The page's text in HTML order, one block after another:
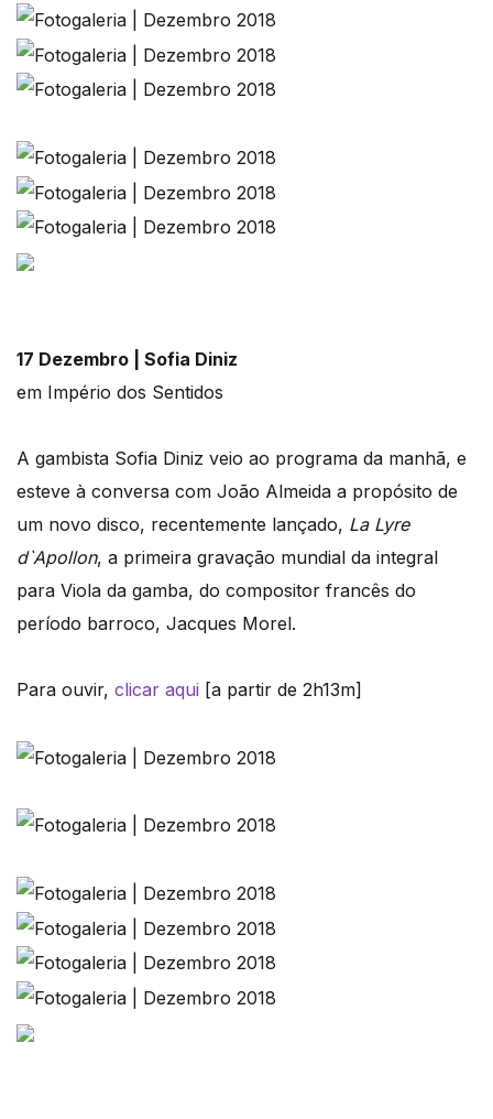
17 Dezembro | Sofia Diniz
em Império dos Sentidos
A gambista Sofia Diniz veio ao programa da manhã, e
esteve à conversa com João Almeida a propósito de
um novo disco, recentemente lançado, La Lyre
d`Apollon, a primeira gravação mundial da integral
para Viola da gamba, do compositor francês do
período barroco, Jacques Morel.
Para ouvir, clicar aqui [a partir de 2h13m]